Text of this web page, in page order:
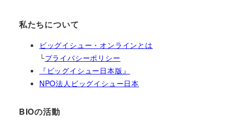
私たちについて
ビッグイシュー・オンラインとは
└プライバシーポリシー
『ビッグイシュー日本版』
NPO法人ビッグイシュー日本
BIOの活動